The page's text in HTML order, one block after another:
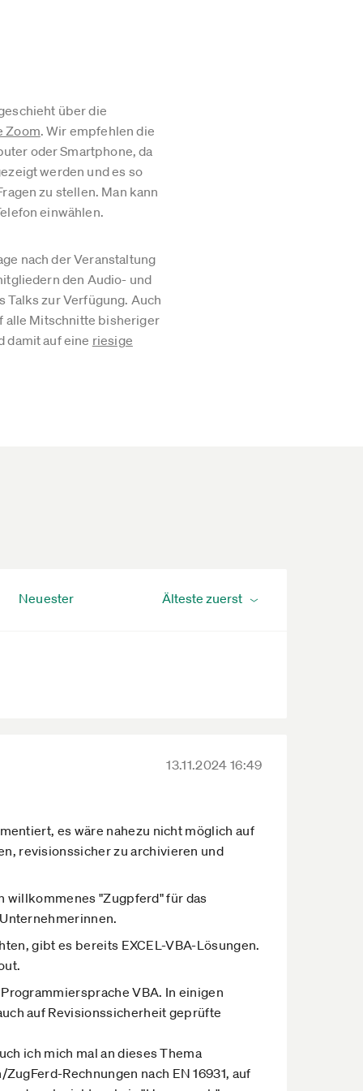
über die
Zoom. Wir empfehlen die
oder Smartphone, da
werden und es so
zu stellen. Man kann
einwählen.
nach der Veranstaltung
den Audio- und
zur Verfügung. Auch
alle Mitschnitte bisheriger
damit auf eine riesige
Neuester
13.11.2024 16:49
es wäre nahezu nicht möglich auf
revisionssicher zu archivieren und
willkommenes "Zugpferd" für das
gibt es bereits EXCEL-VBA-Lösungen.
VBA. In einigen
auf Revisionssicherheit geprüfte
ich mich mal an dieses Thema
Rechnungen nach EN 16931, auf